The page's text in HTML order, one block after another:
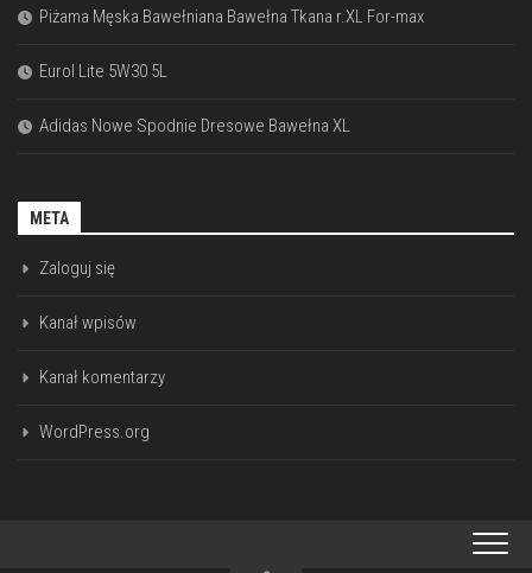
Piżama Męska Bawełniana Bawełna Tkana r.XL For-max
Eurol Lite 5W30 5L
Adidas Nowe Spodnie Dresowe Bawełna XL
META
Zaloguj się
Kanał wpisów
Kanał komentarzy
WordPress.org